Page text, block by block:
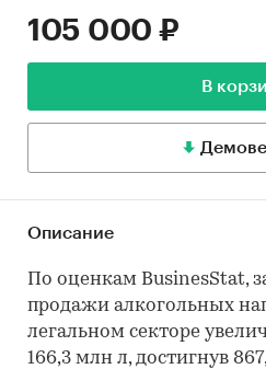
105 000 ₽
В
Описание
По оценкам BusinesStat,
продажи алкогольных
легальном секторе
166,3 млн л, достигнув